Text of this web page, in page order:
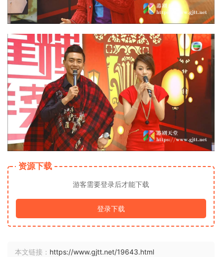
资源下载
游客需要登录后才能下载
登录下载
本文链接： https://www.gjtt.net/19643.html